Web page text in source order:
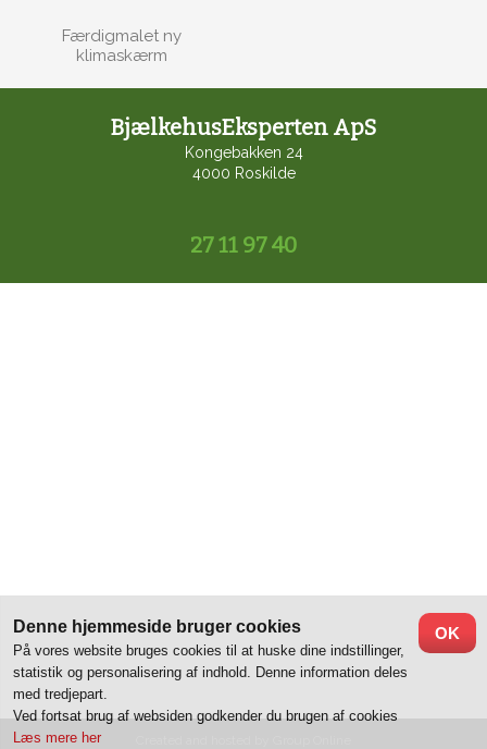
Færdigmalet ny
klimaskærm
BjælkehusEksperten ApS
Kongebakken 24
4000 Roskilde​
27 11 97 40
Denne hjemmeside bruger cookies
På vores website bruges cookies til at huske dine indstillinger,
statistik og personalisering af indhold. Denne information deles
med tredjepart.
Ved fortsat brug af websiden godkender du brugen af cookies
Læs mere her
OK